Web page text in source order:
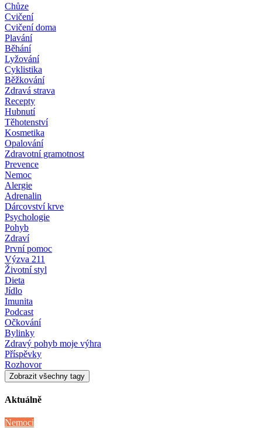
Chůze
Cvičení
Cvičení doma
Plavání
Běhání
Lyžování
Cyklistika
Běžkování
Zdravá strava
Recepty
Hubnutí
Těhotenství
Kosmetika
Opalování
Zdravotní gramotnost
Prevence
Nemoc
Alergie
Adrenalin
Dárcovství krve
Psychologie
Pohyb
Zdraví
První pomoc
Výzva 211
Životní styl
Dieta
Jídlo
Imunita
Podcast
Očkování
Bylinky
Zdravý pohyb moje výhra
Příspěvky
Rozhovor
Zobrazit všechny tagy
Aktuálně
Nemoci